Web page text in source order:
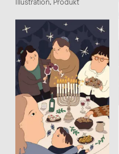
Illustration, Produkt